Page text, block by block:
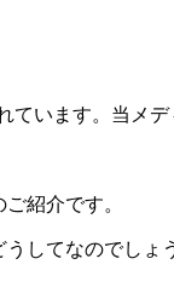
ています。当メ
紹介です。
してなのでしょ